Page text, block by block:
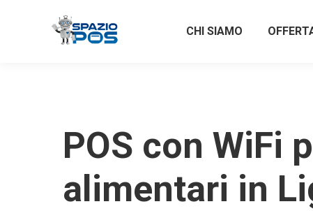
CHI SIAMO
POS con WiFi
alimentari in